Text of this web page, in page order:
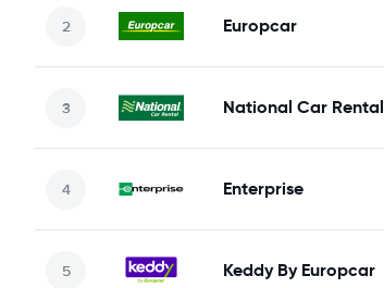
Europcar
National Car Rental
Enterprise
Keddy By Europcar